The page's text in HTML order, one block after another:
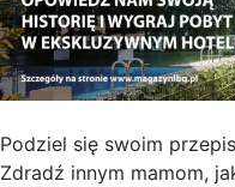
Podziel się swoim
Zdradź innym mamom,